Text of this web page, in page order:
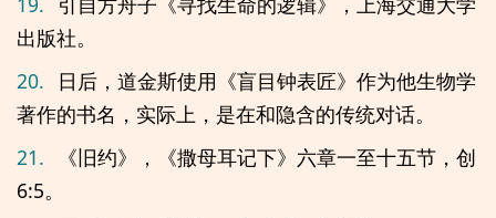
出版社。
20.
日后，道金斯使用《盲目钟表匠》作为他生物学
著作的书名，实际上，是在和隐含的传统对话。
21.
《旧约》，《撒母耳记下》六章一至十五节，创
6:5。